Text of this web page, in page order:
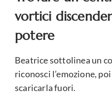
vortici
potere
Beatrice sottolinea un
riconosci l’emozione,
scaricarla fuori.